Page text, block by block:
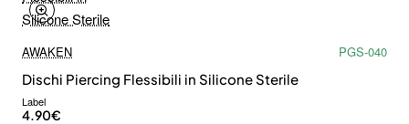
AWAKEN
PGS-040
Dischi Piercing Flessibili in Silicone Sterile
Label
4.90€